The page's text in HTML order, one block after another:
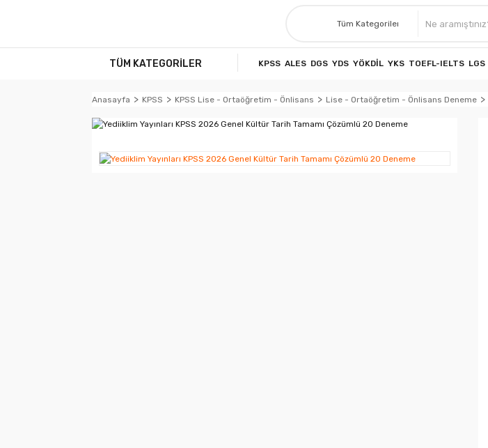
TÜM KATEGORİLER KPSS ALES DGS YDS YÖKDİL YKS TOEFL-IELTS LGS
Anasayfa KPSS KPSS Lise - Ortaöğretim - Önlisans Lise - Ortaöğretim - Önlisans Deneme